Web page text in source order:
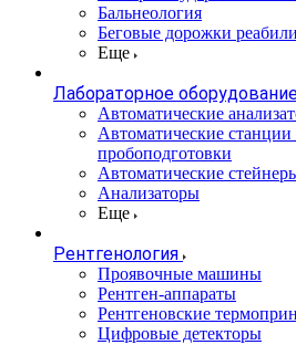
Бальнеология
Беговые дорожки
Еще
Лабораторное
Автоматические
Автоматические
пробоподготовки
Автоматические
Анализаторы
Еще
Рентгенология
Проявочные машины
Рентген-аппараты
Рентгеновские
Цифровые детекторы